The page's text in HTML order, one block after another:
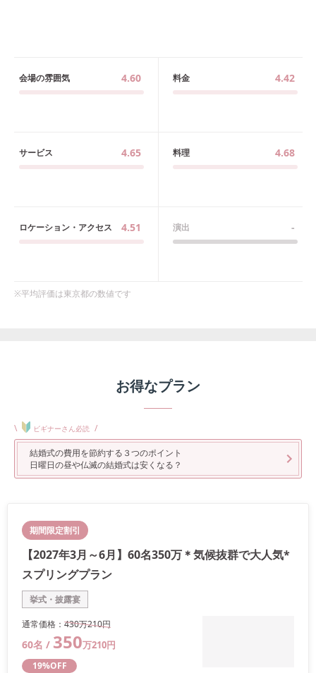
会場の雰囲気 4.60 料金 4.42
サービス 4.65 料理 4.68
ロケーション・アクセス 4.51 演出 -
※平均評価は東京都の数値です
お得なプラン
\ ビギナーさん必読 /
結婚式の費用を節約する３つのポイント
日曜日の昼や仏滅の結婚式は安くなる？
期間限定割引
【2027年3月～6月】60名350万＊気候抜群で大人気*
スプリングプラン
挙式・披露宴
通常価格： 430万210円
60名 / 350万210円
19%OFF